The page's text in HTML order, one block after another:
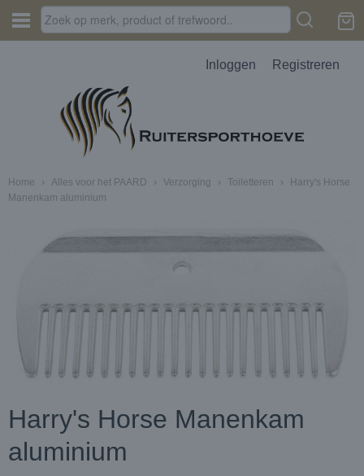
Inloggen Registreren
Home › Alles voor het PAARD › Verzorging › Toiletteren ›
Harry's Horse
Manenkam aluminium
Harry's Horse Manenkam
aluminium